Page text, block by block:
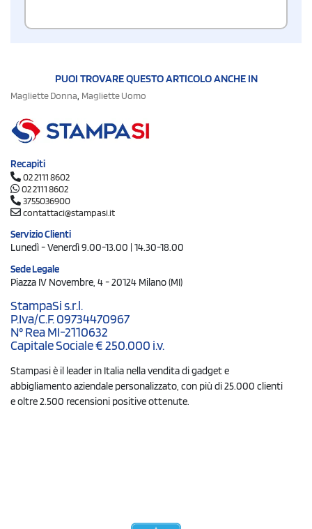
PUOI TROVARE QUESTO ARTICOLO ANCHE IN
Magliette Donna Magliette Uomo
Recapiti
02 2111 8602
02 2111 8602
3755036900
contattaci@stampasi.it
Servizio Clienti
Lunedì - Venerdì 9.00-13.00 | 14.30-18.00
Sede Legale
Piazza IV Novembre, 4 - 20124 Milano (MI)
StampaSi s.r.l.
P.Iva/C.F. 09734470967
N° Rea MI-2110632
Capitale Sociale € 250.000 i.v.
Stampasi è il leader in Italia nella vendita di gadget e
abbigliamento aziendale personalizzato, con più di 25.000 clienti
e oltre 2.500 recensioni positive ottenute.